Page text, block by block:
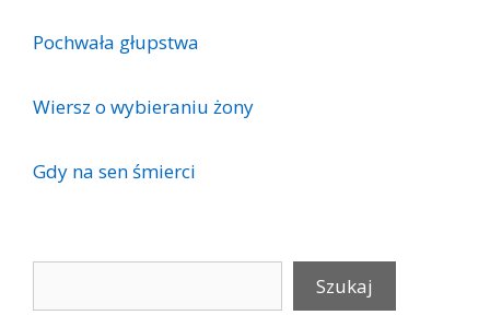
Pochwała głupstwa
Wiersz o wybieraniu żony
Gdy na sen śmierci
Szukaj